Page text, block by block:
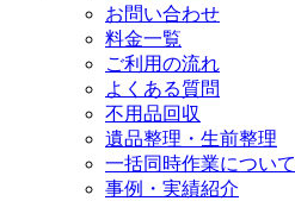
お問い合わせ
料金一覧
ご利用の流れ
よくある質問
不用品回収
遺品整理・生前整理
一括同時作業について
事例・実績紹介